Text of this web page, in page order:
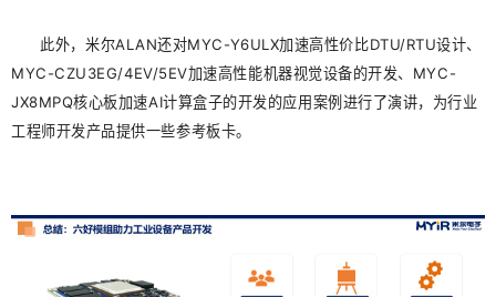
此外，米尔ALAN还对MYC-Y6ULX加速高性价比DTU/RTU设计、
MYC-CZU3EG/4EV/5EV加速高性能机器视觉设备的开发、MYC-
JX8MPQ核心板加速AI计算盒子的开发的应用案例进行了演讲，为行业
工程师开发产品提供一些参考板卡。